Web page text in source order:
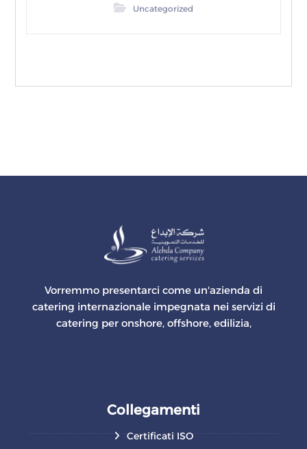
Uncategorized
Vorremmo presentarci come un'azienda di
catering internazionale impegnata nei servizi di
catering per onshore, offshore, edilizia,
Collegamenti
Certificati ISO